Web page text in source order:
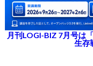
月刊LOGI-BIZ 7月号は
生存